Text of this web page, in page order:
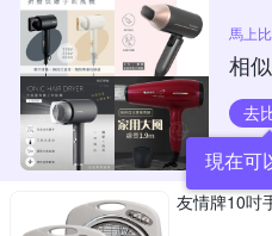
馬上
相
去
友情牌10吋